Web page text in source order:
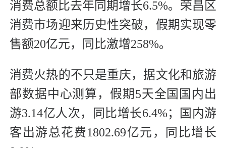
消费总额比去年同期增长6.5%。荣昌区
消费市场迎来历史性突破，假期实现零
售额20亿元，同比激增258%。
消费火热的不只是重庆，据文化和旅游
部数据中心测算，假期5天全国国内出
游3.14亿人次，同比增长6.4%；国内游
客出游总花费1802.69亿元，同比增长